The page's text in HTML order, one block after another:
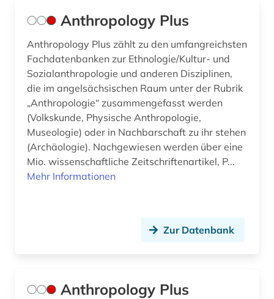
gräzistik (1)
göttingen (1)
halle (saale) (1)
hamburg (2)
handbuch (1)
handschrift (1)
hassidismus (1)
hethitisch (1)
Anthropology Plus
Anthropology Plus zählt zu den umfangreichsten
Fachdatenbanken zur Ethnologie/Kultur- und
Sozialanthropologie und anderen Disziplinen,
die im angelsächsischen Raum unter der Rubrik
„Anthropologie“ zusammengefasst werden
(Volkskunde, Physische Anthropologie,
Museologie) oder in Nachbarschaft zu ihr stehen
(Archäologie). Nachgewiesen werden über eine
Mio. wissenschaftliche Zeitschriftenartikel, P...
Mehr Informationen
Zur Datenbank
Anthropology Plus